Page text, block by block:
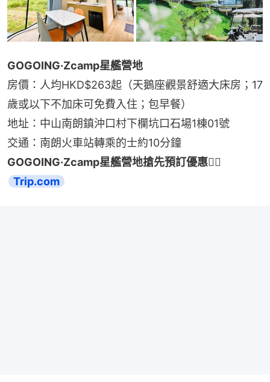
GOGOING·Zcamp星艦營地
房價：人均HKD$263起（天鵝座觀景舒適大床房；17
歲或以下不加床可免費入住；包早餐）
地址：中山南朗鎮沖口村下欄坑口石場1棟01號
交通：南朗火車站轉乘的士約10分鐘
Trip.com